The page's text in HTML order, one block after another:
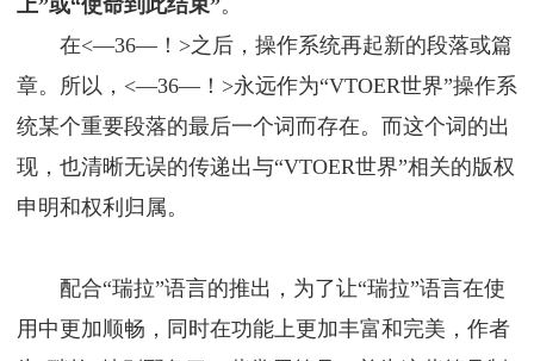
上”或“使命到此结束”。
在<—36—！>之后，操作系统再起新的段落或篇
章。所以，<—36—！>永远作为“VTOER世界”操作系
统某个重要段落的最后一个词而存在。而这个词的出
现，也清晰无误的传递出与“VTOER世界”相关的版权
申明和权利归属。
配合“瑞拉”语言的推出，为了让“瑞拉”语言在使
用中更加顺畅，同时在功能上更加丰富和完美，作者